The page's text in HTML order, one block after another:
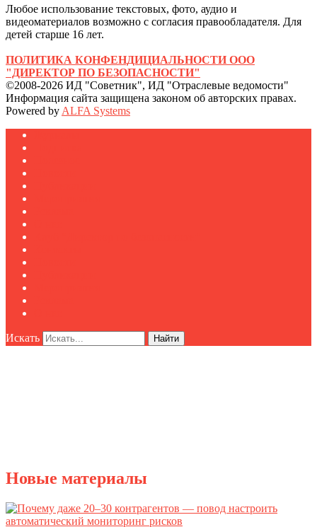
Любое использование текстовых, фото, аудио и
видеоматериалов возможно с согласия правообладателя. Для
детей старше 16 лет.
ПОЛИТИКА КОНФЕНДИЦИАЛЬНОСТИ ООО
"ДИРЕКТОР ПО БЕЗОПАСНОСТИ"
©2008-2026 ИД "Советник", ИД "Отраслевые ведомости"
Информация сайта защищена законом об авторских правах.
Powered by ALFA Systems
Искать Найти
Новые материалы